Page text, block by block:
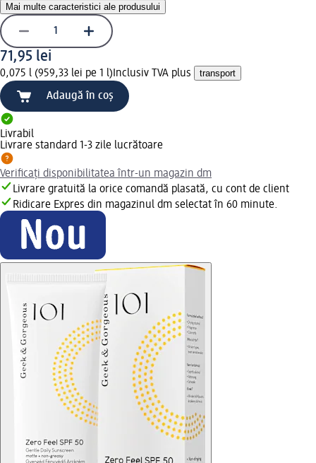
Mai multe caracteristici ale produsului
71,95 lei
0,075 l (959,33 lei pe 1 l) Inclusiv TVA plus transport
Adaugă în coș
Livrabil
Livrare standard 1-3 zile lucrătoare
Verificați disponibilitatea într-un magazin dm
Livrare gratuită la orice comandă plasată, cu cont de client
Ridicare Expres din magazinul dm selectat în 60 minute.